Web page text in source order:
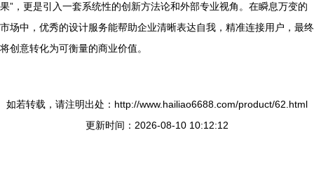
果”，更是引入一套系统性的创新方法论和外部专业视角。在瞬息万变的
市场中，优秀的设计服务能帮助企业清晰表达自我，精准连接用户，最终
将创意转化为可衡量的商业价值。
如若转载，请注明出处：http://www.hailiao6688.com/product/62.html
更新时间：2026-08-10 10:12:12